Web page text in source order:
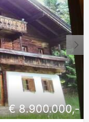
€ 8.900.000,-